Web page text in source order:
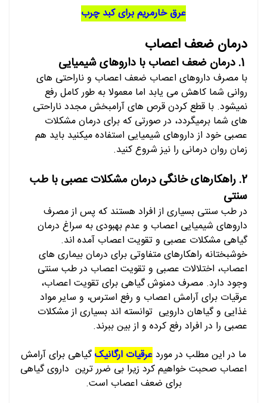
عرق خارمریم برای کبد چرب
درمان ضعف اعصاب
با مصرف داروهای اعصاب ضعف اعصاب و ناراحتی های
روانی شما کاهش می یابد اما معمولا به طور کامل رفع
نمیشود. با قطع کردن قرص های آرامبخش مجدد ناراحتی
های شما برمیگردد، در صورتی که برای درمان مشکلات
عصبی خود از داروهای شیمیایی استفاده میکنید باید هم
زمان روان درمانی را نیز شروع کنید.
2. راهکارهای خانگی درمان مشکلات عصبی با طب
سنتی
در طب سنتی بسیاری از افراد هستند که پس از مصرف
داروهای شیمیایی اعصاب و عدم بهبودی به سراغ درمان
گیاهی مشکلات عصبی و تقویت اعصاب آمده اند.
خوشبختانه راهکارهای متفاوتی برای درمان بیماری های
اعصاب، اختلالات عصبی و تقویت اعصاب در طب سنتی
وجود دارد. مصرف دمنوش گیاهی برای تقویت اعصاب،
عرقیات برای آرامش اعصاب و رفع استرس، و سایر مواد
غذایی و گیاهان دارویی توانسته اند بسیاری از مشکلات
عصبی را در افراد رفع کرده و از بین ببرند.
ما در این مطلب در موردعرقیات ارگانیکگیاهی برای آرامش
اعصاب صحبت خواهیم کرد زیرا بی ضرر ترین داروی گیاهی
برای ضعف اعصاب است.